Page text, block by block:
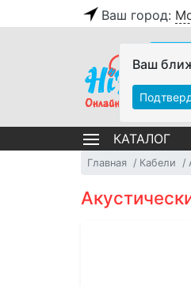
Ваш город:
Ваш
КАТАЛОГ
Главная Кабели